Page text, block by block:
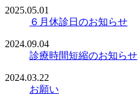
2025.05.01
６月休診日のお知らせ
2024.09.04
診療時間短縮のお知らせ
2024.03.22
お願い